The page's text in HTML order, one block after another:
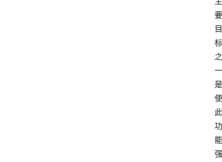
要
目
标
之
一
是
使
此
功
能
强